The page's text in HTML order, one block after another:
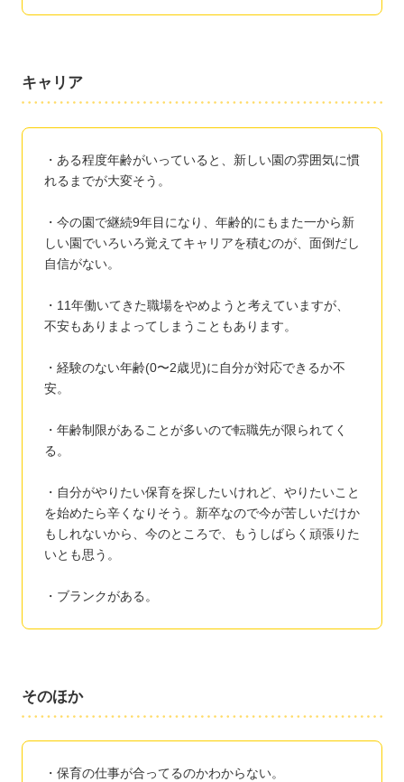
キャリア
・ある程度年齢がいっていると、新しい園の雰囲気に慣
れるまでが大変そう。
・今の園で継続9年目になり、年齢的にもまた一から新
しい園でいろいろ覚えてキャリアを積むのが、面倒だし
自信がない。
・11年働いてきた職場をやめようと考えていますが、
不安もありまよってしまうこともあります。
・経験のない年齢(0〜2歳児)に自分が対応できるか不
安。
・年齢制限があることが多いので転職先が限られてく
る。
・自分がやりたい保育を探したいけれど、やりたいこと
を始めたら辛くなりそう。新卒なので今が苦しいだけか
もしれないから、今のところで、もうしばらく頑張りた
いとも思う。
・ブランクがある。
そのほか
・保育の仕事が合ってるのかわからない。